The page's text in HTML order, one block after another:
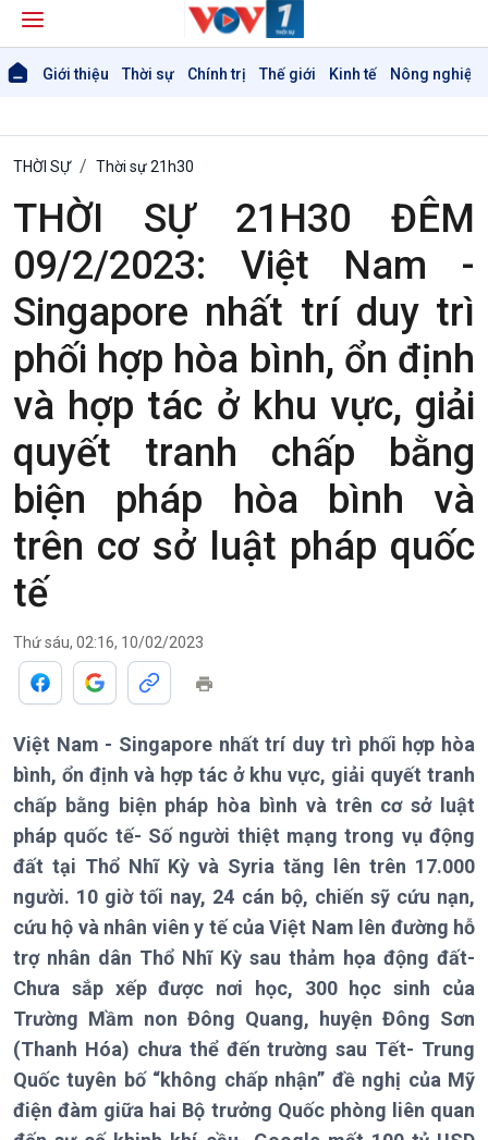
Giới thiệu Thời sự Chính trị Thế giới Kinh tế Nông nghiệp
Giới thiệu
Thời sự
Thời sự 6h
Thời sự 12h
Thời sự 18h
Thời sự 21h30
Bản tin
Chuyên mục
Theo dòng Thời sự
Chính trị
Tin Chính trị
Chính phủ với người dân
Xây dựng đảng
Đảng trong cuộc sống
Nhận diện sự thật
Pháp luật và đời sống
Thế giới & Việt Nam
Biên cương - Một dải vững
bền
Kinh tế
Tin Kinh tế
Trước giờ mở cửa
Dòng chảy Kinh tế
Sức sống hàng Việt
Khởi nghiệp
Tuyên chiến với gian lận
Nông nghiệp & Biển đảo
Tin Nông nghiệp & Biển
đảo
Mùa vàng
Biển đảo Việt Nam
Tâm tình biên giới và hải
đảo
THỜI SỰ Thời sự 21h30
THỜI SỰ 21H30 ĐÊM
09/2/2023: Việt Nam -
Singapore nhất trí duy trì
phối hợp hòa bình, ổn định
và hợp tác ở khu vực, giải
quyết tranh chấp bằng
biện pháp hòa bình và
trên cơ sở luật pháp quốc
tế
Thứ sáu, 02:16, 10/02/2023
Việt Nam - Singapore nhất trí duy trì phối hợp hòa
bình, ổn định và hợp tác ở khu vực, giải quyết tranh
chấp bằng biện pháp hòa bình và trên cơ sở luật
pháp quốc tế- Số người thiệt mạng trong vụ động
đất tại Thổ Nhĩ Kỳ và Syria tăng lên trên 17.000
người. 10 giờ tối nay, 24 cán bộ, chiến sỹ cứu nạn,
cứu hộ và nhân viên y tế của Việt Nam lên đường hỗ
trợ nhân dân Thổ Nhĩ Kỳ sau thảm họa động đất-
Chưa sắp xếp được nơi học, 300 học sinh của
Trường Mầm non Đông Quang, huyện Đông Sơn
(Thanh Hóa) chưa thể đến trường sau Tết- Trung
Quốc tuyên bố “không chấp nhận” đề nghị của Mỹ
điện đàm giữa hai Bộ trưởng Quốc phòng liên quan